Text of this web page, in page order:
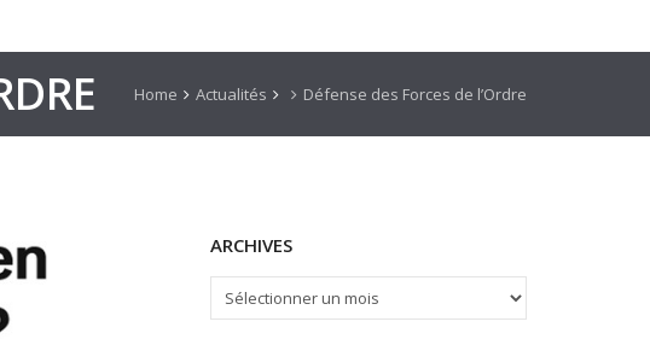
Home Actualités Défense des Forces de l’Ordre
ARCHIVES
ARCHIVES